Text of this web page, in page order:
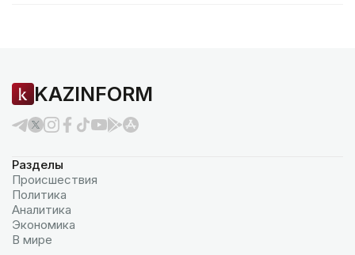
KAZINFORM
Разделы
Происшествия
Политика
Аналитика
Экономика
В мире